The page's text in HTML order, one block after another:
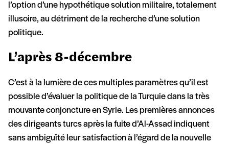
l’option d’une hypothétique solution militaire, totalement
illusoire, au détriment de la recherche d’une solution
politique.
L’après 8-décembre
C’est à la lumière de ces multiples paramètres qu’il est
possible d’évaluer la politique de la Turquie dans la très
mouvante conjoncture en Syrie. Les premières annonces
des dirigeants turcs après la fuite d’Al-Assad indiquent
sans ambiguïté leur satisfaction à l’égard de la nouvelle